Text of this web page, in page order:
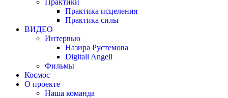
Практики
Практика исцеления
Практика силы
ВИДЕО
Интервью
Назира Рустемова
Digitall Angell
Фильмы
Космос
О проекте
Наша команда